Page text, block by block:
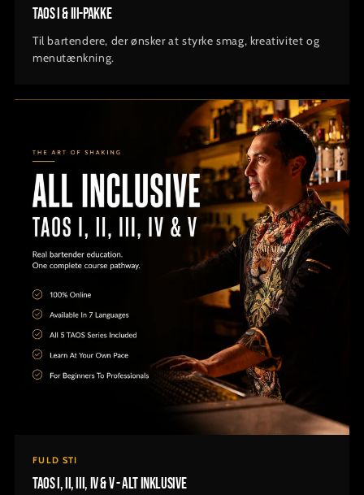
TAOS I & III-pakke
Til bartendere, der ønsker at styrke smag, kreativitet og
menutænkning.
FULD STI
TAOS I, II, III, IV & V - Alt inklusive
Welcome to The Art Of Shaking
It seems that you are inUnited States. Choose the option you
prefer:
Ship to
Language
Currency
SHOP NOW